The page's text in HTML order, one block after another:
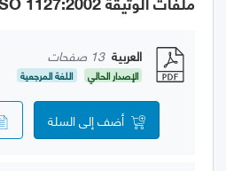
العربية 13 صفحات
الإصدار الحالي اللغة المرجعية
أضف إلى السلة